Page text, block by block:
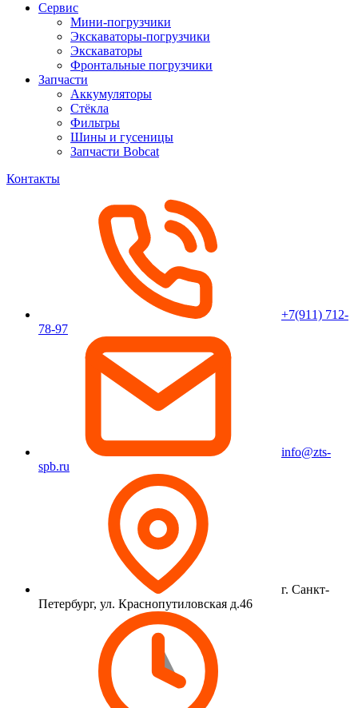
Сервис
Мини-погрузчики
Экскаваторы-погрузчики
Экскаваторы
Фронтальные погрузчики
Запчасти
Аккумуляторы
Стёкла
Фильтры
Шины и гусеницы
Запчасти Bobcat
Контакты
+7(911) 712-
78-97
info@zts-
spb.ru
г. Санкт-
Петербург, ул. Краснопутиловская д.46